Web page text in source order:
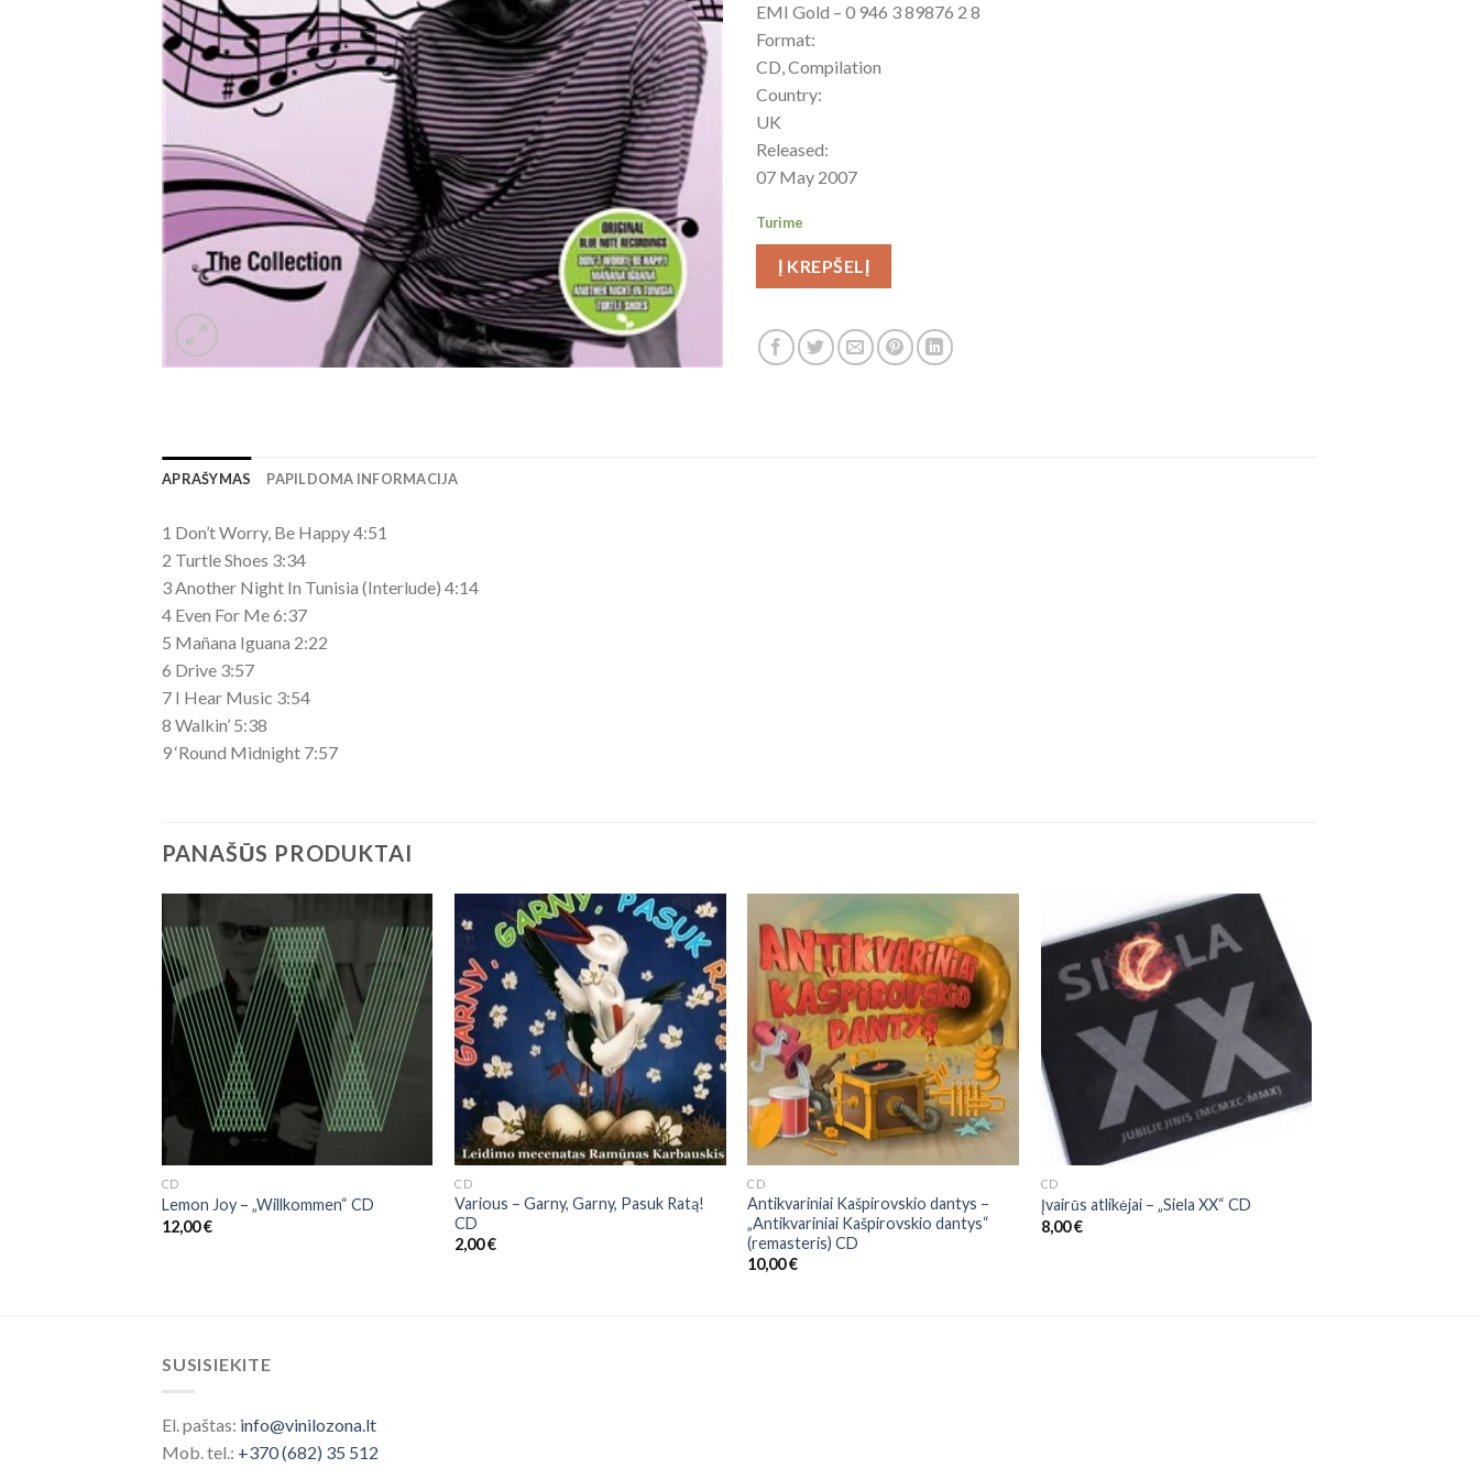
EMI Gold ‎– 0 946 3 89876 2 8
Format:
CD, Compilation
Country:
UK
Released:
07 May 2007
Turime
Į KREPŠELĮ
APRAŠYMAS PAPILDOMA INFORMACIJA
1 Don’t Worry, Be Happy 4:51
2 Turtle Shoes 3:34
3 Another Night In Tunisia (Interlude) 4:14
4 Even For Me 6:37
5 Mañana Iguana 2:22
6 Drive 3:57
7 I Hear Music 3:54
8 Walkin’ 5:38
9 ‘Round Midnight 7:57
PANAŠŪS PRODUKTAI
CD
Lemon Joy – „Willkommen“ CD
12,00€
CD
Various ‎– Garny, Garny, Pasuk Ratą!
CD
2,00€
CD
Antikvariniai Kašpirovskio dantys –
„Antikvariniai Kašpirovskio dantys“
(remasteris) CD
10,00€
CD
Įvairūs atlikėjai – „Siela XX“ CD
8,00€
SUSISIEKITE
El. paštas: info@vinilozona.lt
Mob. tel.: +370 (682) 35 512